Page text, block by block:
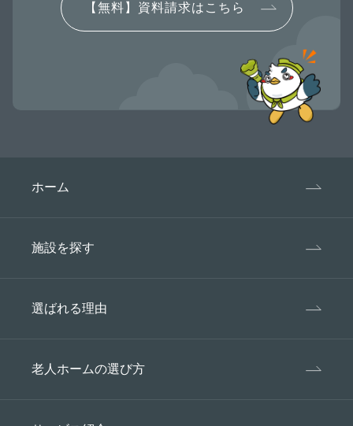
【無料】資料請求はこちら
ホーム
施設を探す
選ばれる理由
老人ホームの選び方